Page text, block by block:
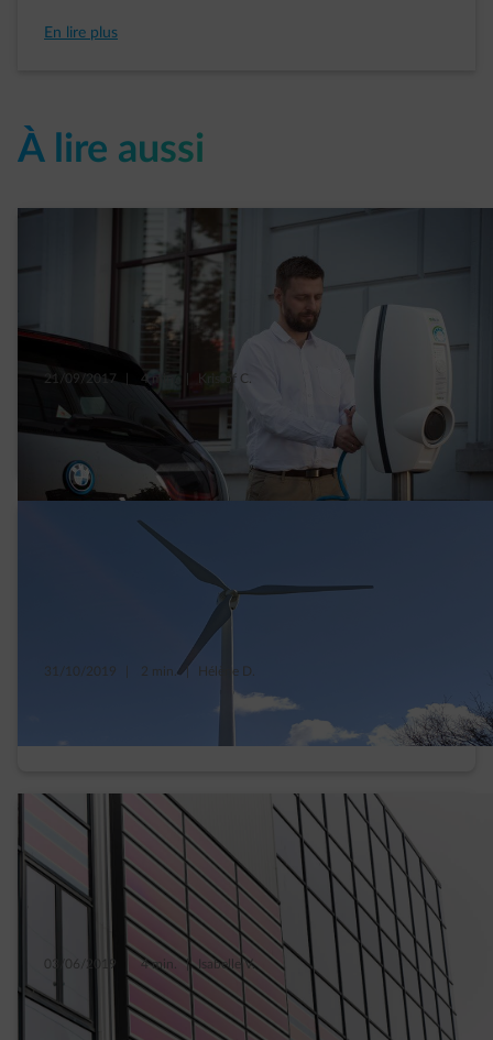
En lire plus
À lire aussi
21/09/2017 4 min. Kristof C.
Les bornes pour voitures électriques, nouvel
atout de l’Horeca
31/10/2019 2 min. | Hélène D.
Une petite éolienne pour votre entreprise -
les 5 questions les plus fréquentes
03/06/2019 4 min. | Isabelle V.
Vos futurs panneaux solaires pourraient
ressembler à ça…